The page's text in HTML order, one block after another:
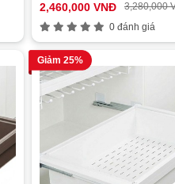
2,460,000 VNĐ
3,280,000
0 đánh giá
Giảm 25%